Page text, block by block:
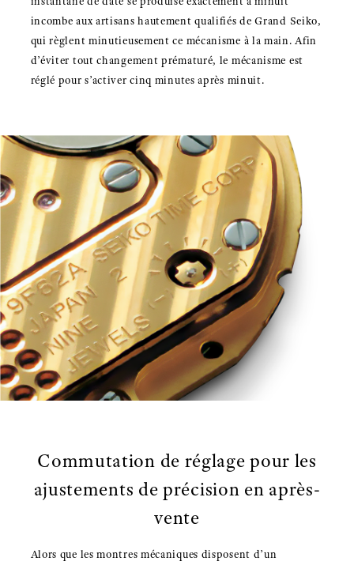
incombe aux artisans hautement qualifiés de Grand Seiko,
qui règlent minutieusement ce mécanisme à la main. Afin
d’éviter tout changement prématuré, le mécanisme est
réglé pour s’activer cinq minutes après minuit.
Commutation de réglage pour les
ajustements de précision en après-
vente
Alors que les montres mécaniques disposent d’un